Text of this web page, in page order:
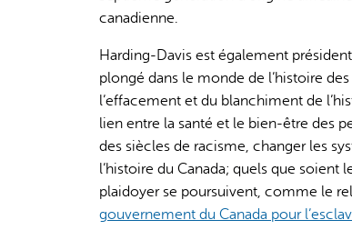
canadienne.
Harding-Davis est également
plongé dans le monde de l’histoire
l’effacement et du blanchiment de
lien entre la santé et le bien-être des
des siècles de racisme, changer les
l’histoire du Canada; quels que
plaidoyer se poursuivent, comme le
gouvernement du Canada pour